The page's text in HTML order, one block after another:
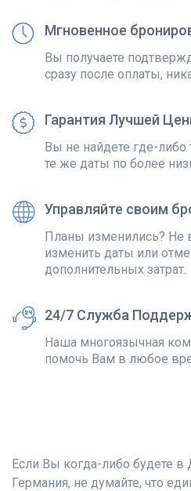
Мгновенное
Вы получаете
сразу после оплаты,
Гарантия Лучшей
Вы не найдете где-
те же даты по более
Управляйте своим
Планы изменились? Не
изменить даты или
дополнительных затрат.
24/7 Служба
Наша многоязычная
помочь Вам в любое
Если Вы когда-либо будете
Германия, не думайте, что